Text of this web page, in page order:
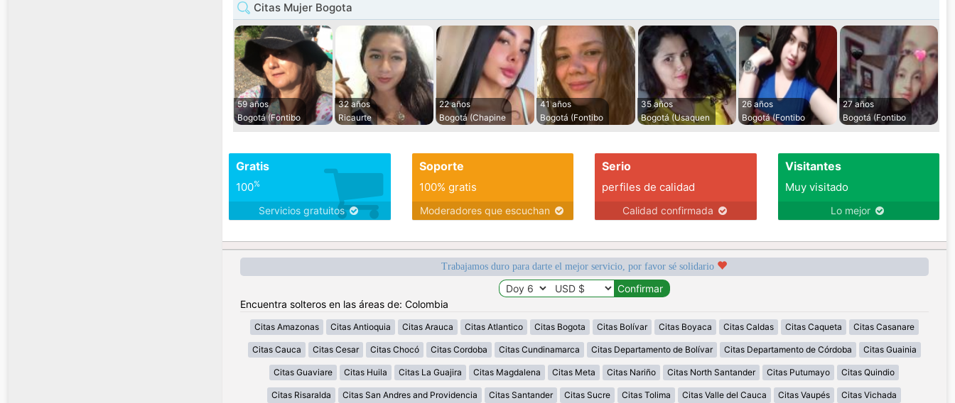
Citas Mujer Bogota
59 años
Bogotá (Fontibo
32 años
Ricaurte
22 años
Bogotá (Chapine
41 años
Bogotá (Fontibo
35 años
Bogotá (Usaquen
26 años
Bogotá (Fontibo
27 años
Bogotá (Fontibo
Gratis
100%
Servicios gratuitos
Soporte
100% gratis
Moderadores que escuchan
Serio
perfiles de calidad
Calidad confirmada
Visitantes
Muy visitado
Lo mejor
Trabajamos duro para darte el mejor servicio, por favor sé solidario
Encuentra solteros en las áreas de: Colombia
Citas Amazonas Citas Antioquia Citas Arauca Citas Atlantico Citas Bogota Citas Bolívar Citas Boyaca Citas Caldas Citas Caqueta Citas Casanare
Citas Cauca Citas Cesar Citas Chocó Citas Cordoba Citas Cundinamarca Citas Departamento de Bolívar Citas Departamento de Córdoba Citas Guainia
Citas Guaviare Citas Huila Citas La Guajira Citas Magdalena Citas Meta Citas Nariño Citas North Santander Citas Putumayo Citas Quindio
Citas Risaralda Citas San Andres and Providencia Citas Santander Citas Sucre Citas Tolima Citas Valle del Cauca Citas Vaupés Citas Vichada